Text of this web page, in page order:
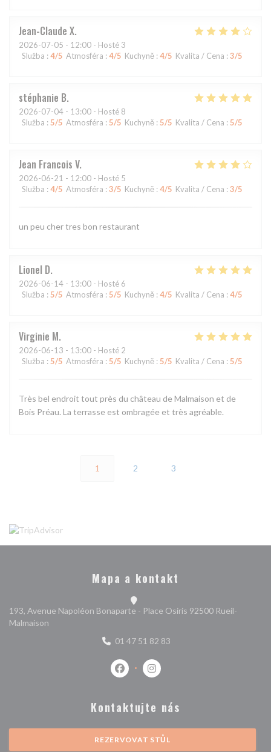
Jean-Claude X
2026-07-05 - 12:00 - Hosté 3
Služba : 4/5 Atmosféra : 4/5 Kuchyně : 4/5 Kvalita / Cena : 3/5
stéphanie B
2026-07-04 - 13:00 - Hosté 8
Služba : 5/5 Atmosféra : 5/5 Kuchyně : 5/5 Kvalita / Cena : 5/5
Jean Francois V
2026-06-21 - 12:00 - Hosté 5
Služba : 4/5 Atmosféra : 3/5 Kuchyně : 4/5 Kvalita / Cena : 3/5
un peu cher tres bon restaurant
Lionel D
2026-06-14 - 13:00 - Hosté 6
Služba : 5/5 Atmosféra : 5/5 Kuchyně : 4/5 Kvalita / Cena : 4/5
Virginie M
2026-06-13 - 13:00 - Hosté 2
Služba : 5/5 Atmosféra : 5/5 Kuchyně : 5/5 Kvalita / Cena : 5/5
Très bel endroit tout près du château de Malmaison et de
Bois Préau. La terrasse est ombragée et très agréable.
1 2 3
Mapa a kontakt
193, Avenue Napoléon Bonaparte - Place Osiris 92500 Rueil-
Malmaison
01 47 51 82 83
Facebook ((otevře se v novém okně))
Instagram ((otevře se v
Kontaktujte nás
REZERVOVAT STŮL